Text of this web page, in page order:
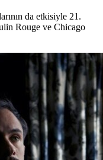
da etkisiyle 21.
Rouge ve Chicago